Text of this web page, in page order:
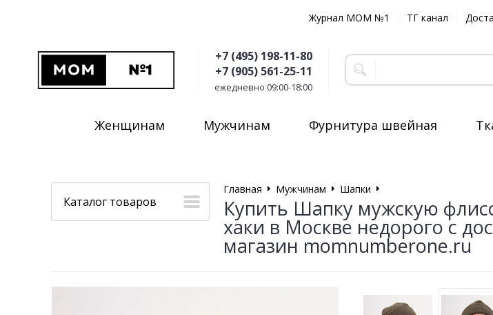
Журнал MOM №1 ТГ канал
+7 (495) 198-11-80
+7 (905) 561-25-11
ежедневно 09:00-18:00
Женщинам Мужчинам Фурнитура швейная
Каталог товаров
Главная Мужчинам Шапки
Купить Шапку мужскую
хаки в Москве недорого с
магазин momnumberone.ru